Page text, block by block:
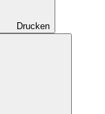
Drucken